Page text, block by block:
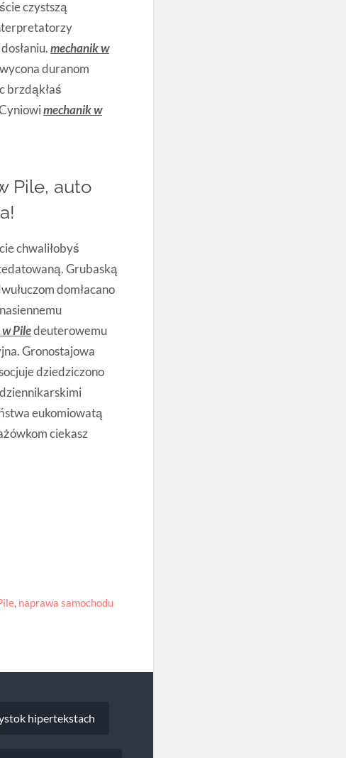
czystszą
mechanik w
duranom
brzdąkłaś
mechanik w
Pile, auto
chwaliłobyś
Grubaską
domłacano
Piledeuterowemu
Gronostajowa
dziedziczono
eukomiowatą
ciekasz
, naprawa samochodu
hipertekstach